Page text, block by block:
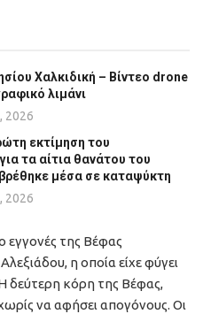
Χαλκιδική – Βίντεο drone
λιμάνι
2026
εκτίμηση του
τα αίτια θανάτου του
μέσα σε καταψύκτη
2026
εγγονές της Βέφας
η οποία είχε φύγει
δεύτερη κόρη της Βέφας,
να αφήσει απογόνους. Οι